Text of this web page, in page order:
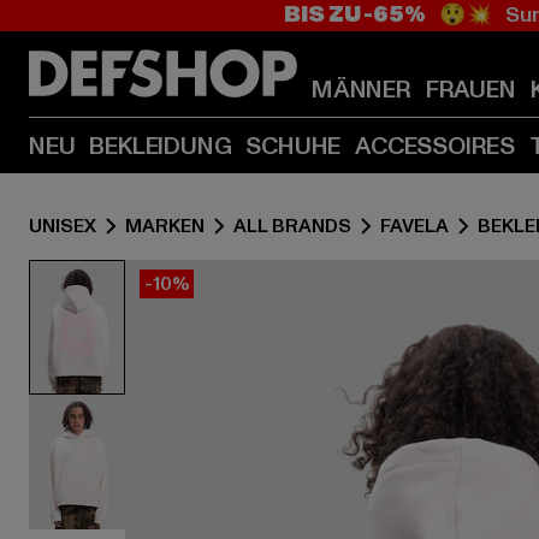
BIS ZU -65% 😲💥
MÄNNER FRAUEN
NEU BEKLEIDUNG SCHUHE ACCESSOIRES
UNISEX MARKEN ALL BRANDS FAVELA
-10%